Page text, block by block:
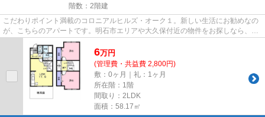
階数：2階建
こだわりポイント満載のコロニアルヒルズ・オーク１。新しい生活にお勧めなの
が、こちらのアパートです。明石市エリアや大久保付近の物件をお探しなら、ぜ
ひお任せください。当社でな...
6万円
(管理費・共益費 2,800円)
敷：0ヶ月｜礼：1ヶ月
所在階：1階
間取り：2LDK
面積：58.17㎡